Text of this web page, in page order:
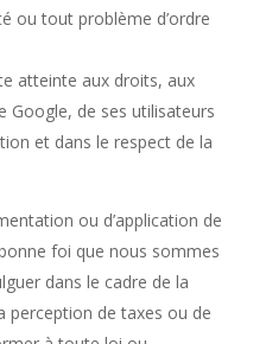
ou tout problème d’ordre
atteinte aux droits, aux
Google, de ses utilisateurs
et dans le respect de la
ou d’application de
foi que nous sommes
dans le cadre de la
perception de taxes ou de